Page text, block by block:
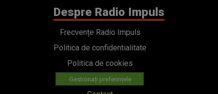
Contact
Termeni si conditii
Cod deontologic
Regulamente
Categorii